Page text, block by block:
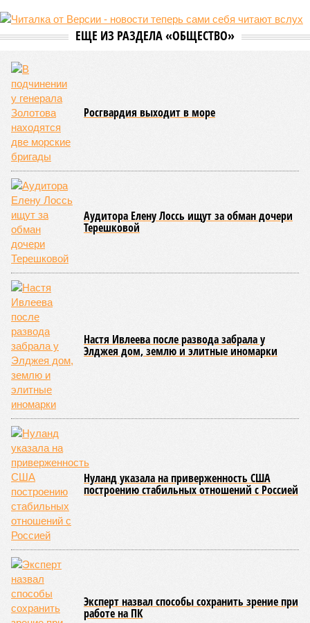
ЕЩЕ ИЗ РАЗДЕЛА «ОБЩЕСТВО»
Росгвардия выходит в море
Аудитора Елену Лоссь ищут за обман дочери
Терешковой
Настя Ивлеева после развода забрала у
Элджея дом, землю и элитные иномарки
Нуланд указала на приверженность США
построению стабильных отношений с Россией
Эксперт назвал способы сохранить зрение при
работе на ПК